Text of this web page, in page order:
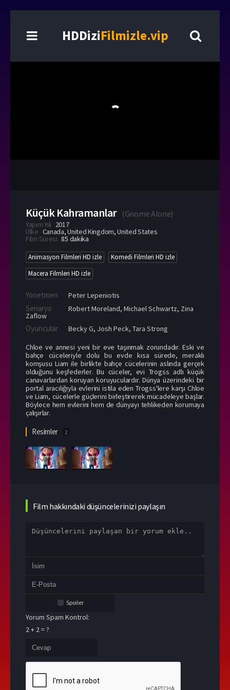
HDDiziFilmizle.vip
Küçük Kahramanlar (Gnome Alone)
Yapım Yılı 2017
Ülke Canada,United Kingdom,United States
Film Süresi 85 dakika
Animasyon Filmleri HD izle
Komedi Filmleri HD izle
Macera Filmleri HD izle
Yönetmen Peter Lepeniotis
Senaryo Robert Moreland, Michael Schwartz, Zina
Zaflow
Oyuncular Becky G, Josh Peck, Tara Strong
Chloe ve annesi yeni bir eve taşınmak zorundadır. Eski ve
bahçe cüceleriyle dolu bu evde kısa sürede, meraklı
komşusu Liam ile birlikte bahçe cücelerinin aslında gerçek
olduğunu keşfederler. Bu cüceler, evi Trogss adlı küçük
canavarlardan koruyan koruyuculardır. Dünya üzerindeki bir
portal aracılığıyla evlerini istila eden Trogss'lere karşı Chloe
ve Liam, cücelerle güçlerini birleştirerek mücadeleye başlar.
Böylece hem evlerini hem de dünyayı tehlikeden korumaya
çalışırlar.
Resimler 2
Film hakkındaki düşüncelerinizi paylaşın
Spoiler
Yorum Spam Kontrol:
2 + 2 = ?